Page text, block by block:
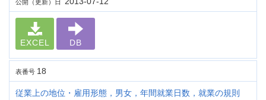
公開（更新）日
EXCEL DB
表番号 18
従業上の地位・雇用形態，男女，年間就業日数，就業の規則